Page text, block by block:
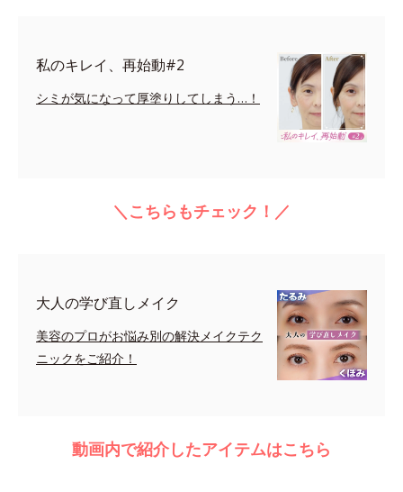
私のキレイ、再始動#2
シミが気になって厚塗りしてしまう…！
＼こちらもチェック！／
大人の学び直しメイク
美容のプロがお悩み別の解決メイクテク
ニックをご紹介！
動画内で紹介したアイテムはこちら